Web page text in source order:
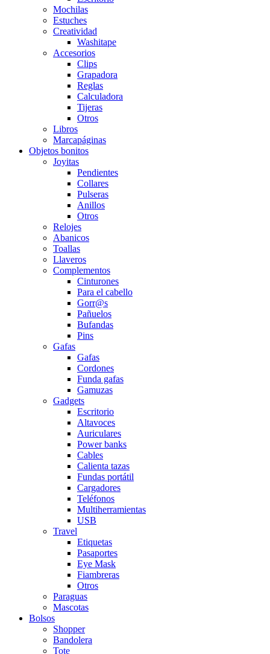
Mochilas
Estuches
Creatividad
Washitape
Accesorios
Clips
Grapadora
Reglas
Calculadora
Tijeras
Otros
Libros
Marcapáginas
Objetos bonitos
Joyitas
Pendientes
Collares
Pulseras
Anillos
Otros
Relojes
Abanicos
Toallas
Llaveros
Complementos
Cinturones
Para el cabello
Gorr@s
Pañuelos
Bufandas
Pins
Gafas
Gafas
Cordones
Funda gafas
Gamuzas
Gadgets
Escritorio
Altavoces
Auriculares
Power banks
Cables
Calienta tazas
Fundas portátil
Cargadores
Teléfonos
Multiherramientas
USB
Travel
Etiquetas
Pasaportes
Eye Mask
Fiambreras
Otros
Paraguas
Mascotas
Bolsos
Shopper
Bandolera
Tote